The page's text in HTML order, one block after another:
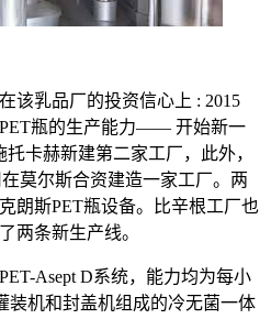
该乳品厂的投资信心上 : 2015
瓶的生产能力—— 开始新一
卡赫新建第二家工厂，此外，
莫尔斯合资建造一家工厂。两
朗斯PET瓶设备。比辛根工厂也
两条新生产线。
Asept D系统，能力均为每小
装机和封盖机组成的冷无菌一体